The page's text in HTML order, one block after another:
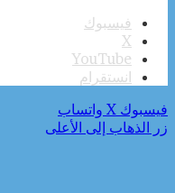
فيسبوك
‫X
‫YouTube
انستقرام
فيسبوك ‫X واتساب
زر الذهاب إلى الأعلى